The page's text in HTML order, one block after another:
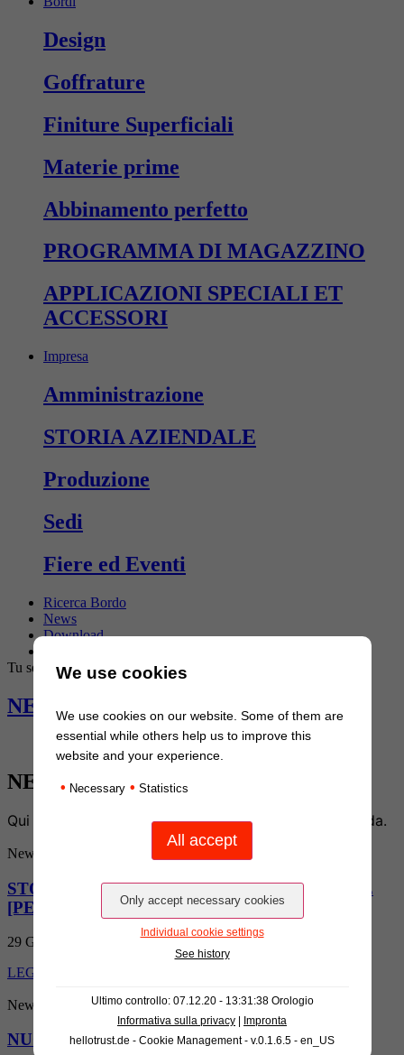
Design
Goffrature
Finiture Superficiali
Materie prime
Abbinamento perfetto
PROGRAMMA DI MAGAZZINO
APPLICAZIONI SPECIALI ET
ACCESSORI
Impresa
Ammini­strazione
STORIA AZIENDALE
Produzione
Sedi
Fiere ed Eventi
Ricerca Bordo
News
Download
Tu sei qui:Pagina iniziale/News
NEWSLETTER
Abonnati ora!
NEWS
Qui trova tutti gli attuali contributi della nostra azienda.
News
STOPGAP FLUID – IL FORTE SIGGILLANTE
[PER BORDI]
29 Giugno 2020
LEGGERE »
News
NUOVE COLLEZIONI 2020
We use cookies
We use cookies on our website. Some of them are
essential while others help us to improve this
website and your experience.
• Necessary • Statistics
Individual cookie settings
See history
Ultimo controllo: 07.12.20 - 13:31:38 Orologio
Informativa sulla privacy
Impronta
hellotrust.de - Cookie Management - v.0.1.6.5 - en_US